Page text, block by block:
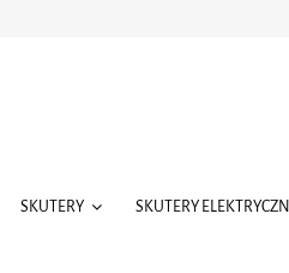
SKUTERY SKUTERY